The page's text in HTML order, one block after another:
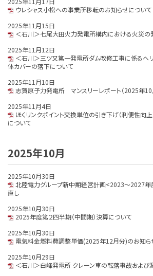
ウレシャス小松への事業所移転のお知らせについて
2025年11月15日
＜石川＞七尾大田火力発電所構内における火災の
2025年11月12日
＜石川＞三ツ又第一発電所ダム改修工事に係るヘ
体カバーの落下について
2025年11月10日
志賀原子力発電所 マンスリーレポート（2025年10
2025年11月4日
ほくリンクポイント交換単位の引き下げ（利便性向
について
2025年10月
2025年10月30日
北陸電力グループ新中期経営計画<2023～2027
直し
2025年10月30日
2025年度第２四半期（中間期）決算について
2025年10月30日
電気料金燃料費調整単価(2025年12月分)のお知ら
2025年10月29日
＜石川＞白峰発電所 クレーン車の転落事故および